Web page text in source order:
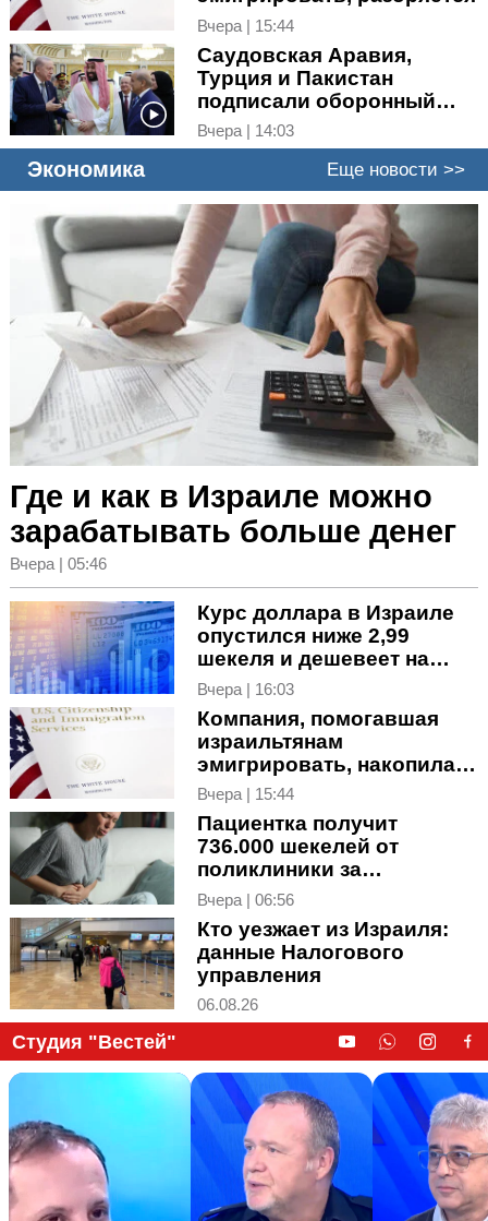
Вчера | 15:44
Саудовская Аравия,
Турция и Пакистан
подписали оборонный
пакт
Вчера | 14:03
Экономика Еще новости >>
Где и как в Израиле можно
зарабатывать больше денег
Вчера | 05:46
Курс доллара в Израиле
опустился ниже 2,99
шекеля и дешевеет на
мировом рынке
Вчера | 16:03
Компания, помогавшая
израильтянам
эмигрировать, накопила
миллионные долги
Вчера | 15:44
Пациентка получит
736.000 шекелей от
поликлиники за
пропущенный аппендицит
Вчера | 06:56
Кто уезжает из Израиля:
данные Налогового
управления
06.08.26
Студия "Вестей"